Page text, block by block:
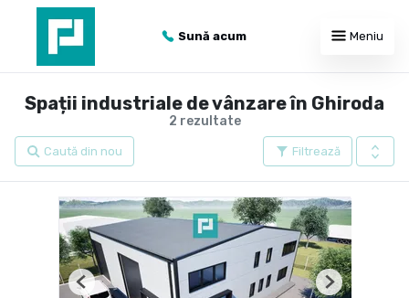
Sună acum Meniu
2 rezultate
Spații industriale de vânzare în Ghiroda
Filtrează
Caută din nou
Previous Next